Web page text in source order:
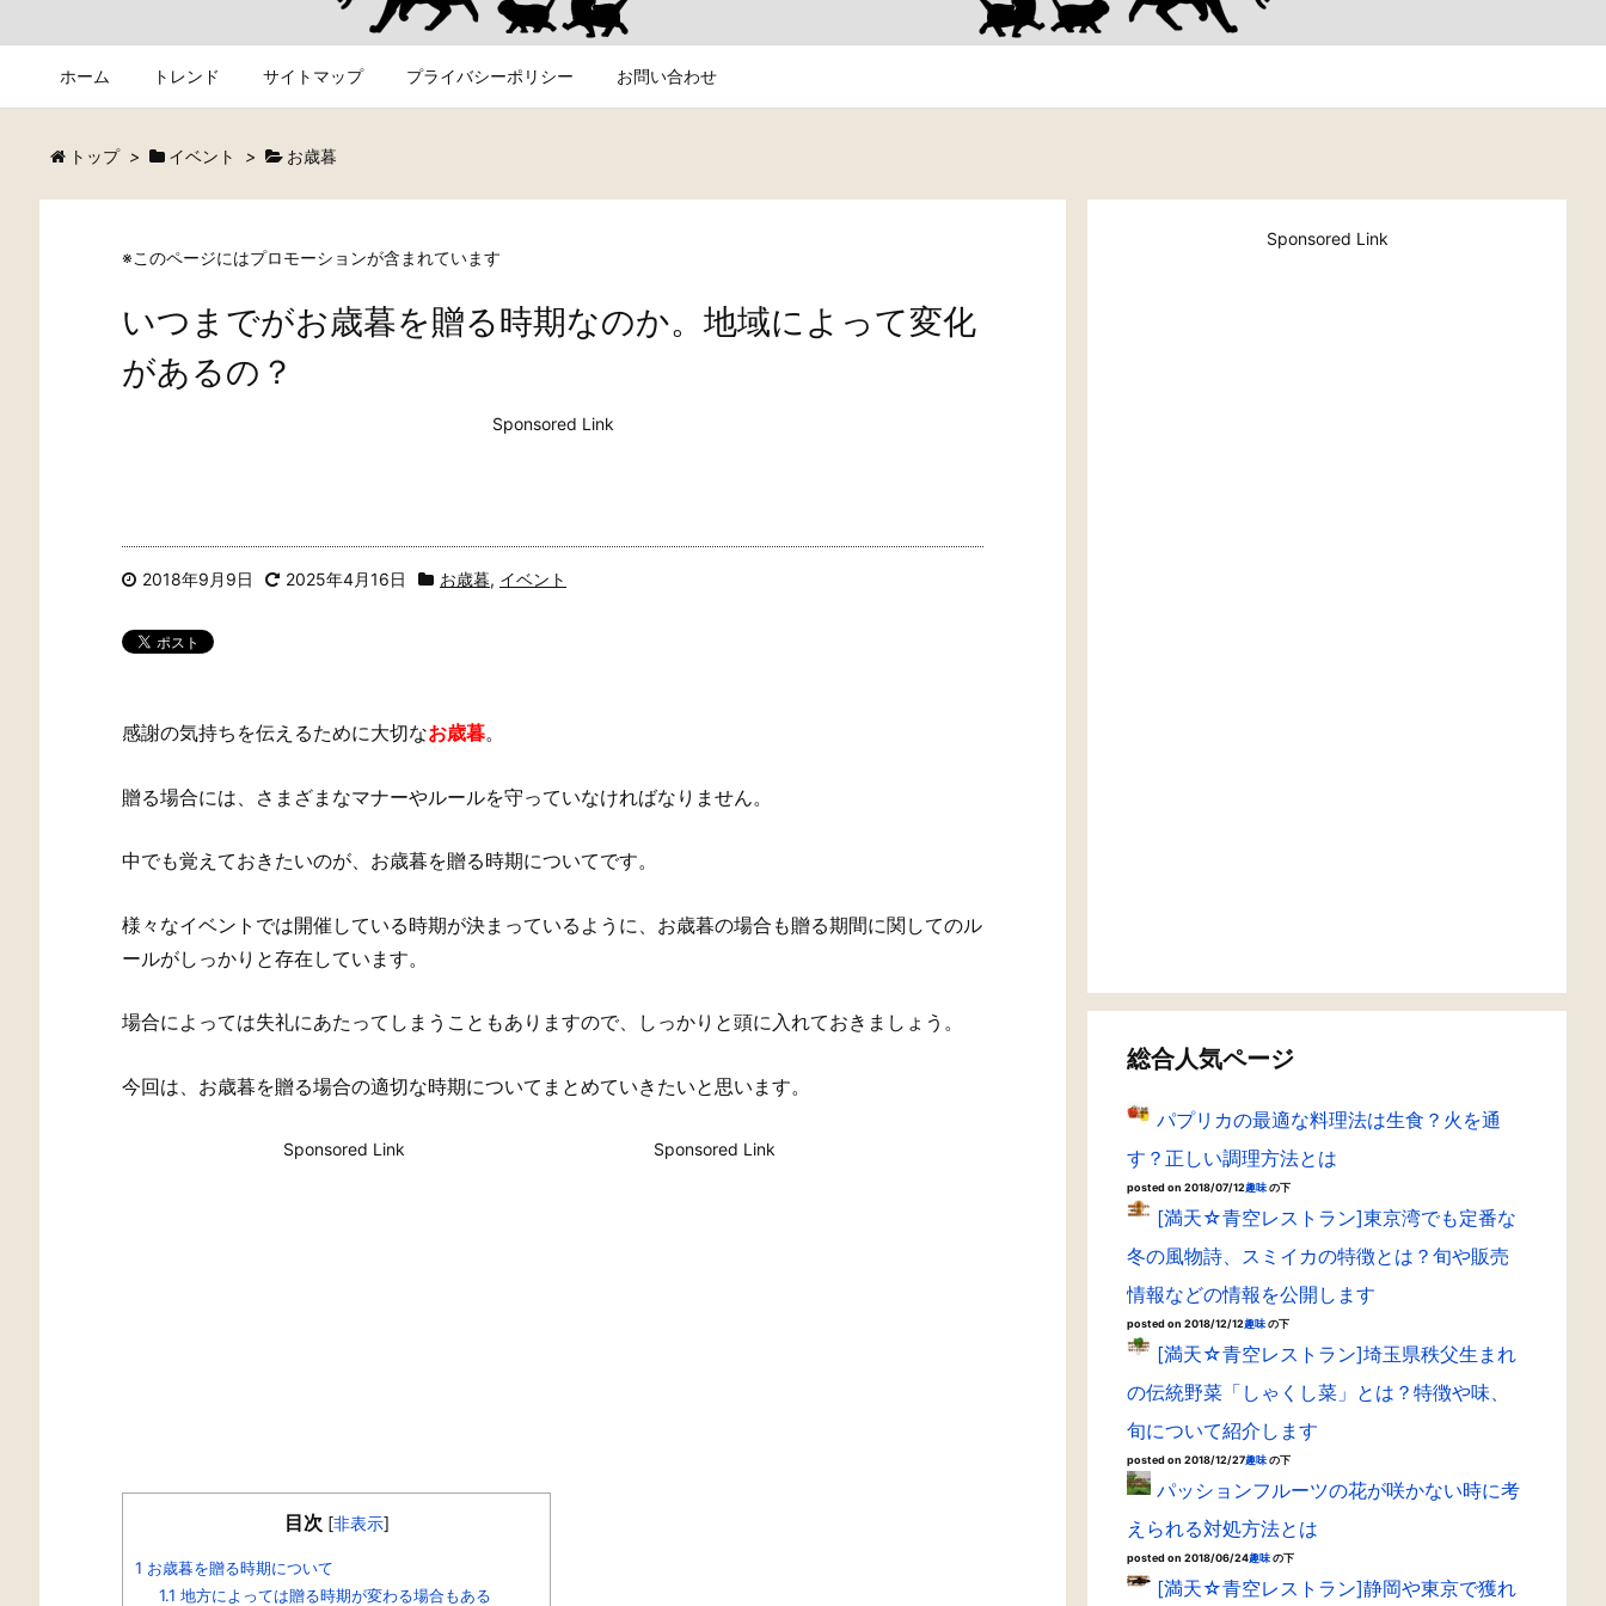
ホーム トレンド サイトマップ プライバシーポリシー お問い合わせ
トップ > イベント > お歳暮
※このページにはプロモーションが含まれています
いつまでがお歳暮を贈る時期なのか。地域によって変化
があるの？
Sponsored Link
2018年9月9日 2025年4月16日 お歳暮, イベント
感謝の気持ちを伝えるために大切なお歳暮。
贈る場合には、さまざまなマナーやルールを守っていなければなりません。
中でも覚えておきたいのが、お歳暮を贈る時期についてです。
様々なイベントでは開催している時期が決まっているように、お歳暮の場合も贈る期間に関してのル
ールがしっかりと存在しています。
場合によっては失礼にあたってしまうこともありますので、しっかりと頭に入れておきましょう。
今回は、お歳暮を贈る場合の適切な時期についてまとめていきたいと思います。
Sponsored Link Sponsored Link
目次 [非表示]
1 お歳暮を贈る時期について
1.1 地方によっては贈る時期が変わる場合もある
Sponsored Link
総合人気ページ
パプリカの最適な料理法は生食？火を通
す？正しい調理方法とは
posted on 2018/07/12趣味の下
[満天☆青空レストラン]東京湾でも定番な
冬の風物詩、スミイカの特徴とは？旬や販売
情報などの情報を公開します
posted on 2018/12/12趣味の下
[満天☆青空レストラン]埼玉県秩父生まれ
の伝統野菜「しゃくし菜」とは？特徴や味、
旬について紹介します
posted on 2018/12/27趣味の下
パッションフルーツの花が咲かない時に考
えられる対処方法とは
posted on 2018/06/24趣味の下
[満天☆青空レストラン]静岡や東京で獲れ